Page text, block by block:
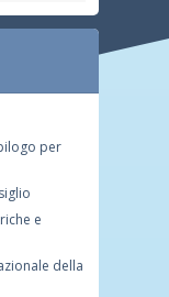
per
e
della